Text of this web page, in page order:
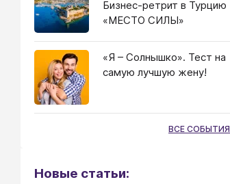
Бизнес-ретрит в Турцию
«МЕСТО СИЛЫ»
«Я – Солнышко». Тест на
самую лучшую жену!
ВСЕ СОБЫТИЯ
Новые статьи: